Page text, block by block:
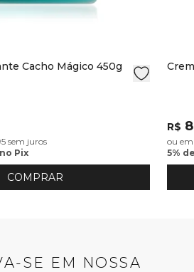
Cacho Mágico 450g
sem juros
Pix
COMPRAR
R$
ou em
5%
SE EM NOSSA